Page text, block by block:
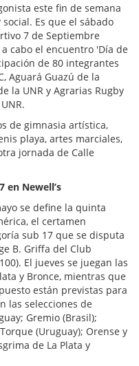
este fin de semana
Es que el sábado
7 de Septiembre
cabo el encuentro 'Día de
de 80 integrantes
Aguará Guazú de la
la UNR y Agrarias Rugby
de gimnasia artística,
playa, artes marciales,
jornada de Calle
en Newell’s
se define la quinta
el certamen
sub 17 que se disputa
B. Griffa del Club
El jueves se juegan las
y Bronce, mientras que
están previstas para
las selecciones de
Gremio (Brasil);
(Uruguay); Orense y
de La Plata y